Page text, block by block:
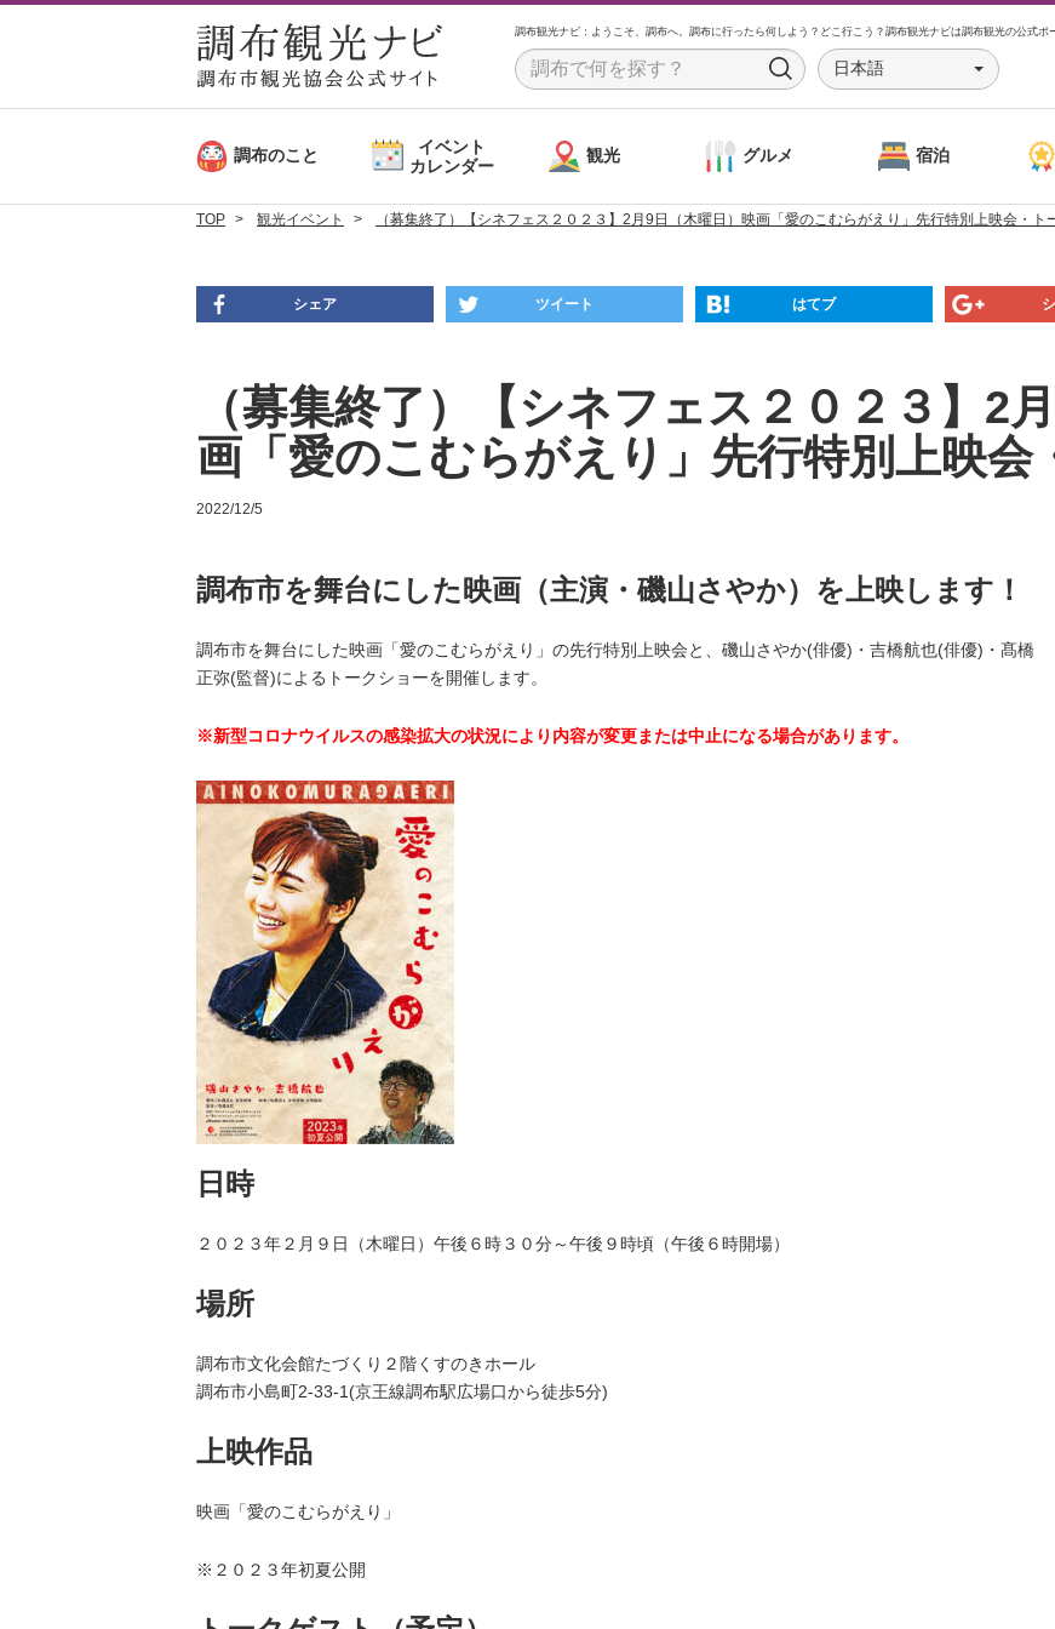
調布観光ナビ：ようこそ、調布へ。調布に行ったら何しよう？どこ行こう？調布観光ナビは調布観光の公式ポ
S
c
h
日本語
調布のこと
イベント
カレンダー
観光 グルメ 宿泊
TOP 観光イベント （募集終了）【シネフェス２０２３】2月9日（木曜日）映画「愛のこむらがえり」先行特別上映会・ト
シェア ツイート はてブ
（募集終了）【シネフェス２０２３】2
画「愛のこむらがえり」先行特別上映会
2022/12/5
調布市を舞台にした映画（主演・磯山さやか）を上映します！
調布市を舞台にした映画「愛のこむらがえり」の先行特別上映会と、磯山さやか(俳優)・吉橋航也(俳優)・髙橋
正弥(監督)によるトークショーを開催します。
※新型コロナウイルスの感染拡大の状況により内容が変更または中止になる場合があります。
日時
２０２３年２月９日（木曜日）午後６時３０分～午後９時頃（午後６時開場）
場所
調布市文化会館たづくり２階くすのきホール
調布市小島町2-33-1(京王線調布駅広場口から徒歩5分)
上映作品
映画「愛のこむらがえり」
※２０２３年初夏公開